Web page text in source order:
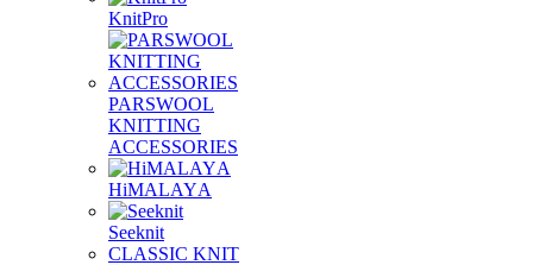
KnitPro
PARSWOOL
KNITTING
ACCESSORIES
HiMALAYА
Seeknit
CLASSIC KNIT